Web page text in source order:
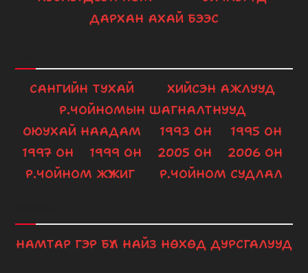
ДАРХАН АХАЙ БЭЭС
САНГИЙН ТУХАЙ
ХИЙСЭН АЖЛУУД
Р.ЧОЙНОМЫН ШАГНАЛТНУУД
ОЮУХАЙ НААДАМ
1993 ОН
1995 ОН
1997 ОН
1999 ОН 2005 ОН
2006 ОН
Р.ЧОЙНОМ ЖҮЖИГ
Р.ЧОЙНОМ СУДЛАЛ
НАМТАР ГЭР БҮЛ НАЙЗ НӨХӨД ДУРСГАЛУУД